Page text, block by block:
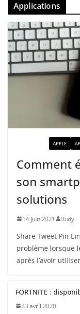
Applications
APPLE
Comment
son
solutions
14 juin 2021 Rudy
Share Tweet Pin
problème lorsque
après l’avoir
FORTNITE :
23 avril 2020